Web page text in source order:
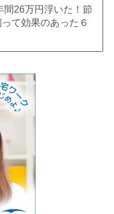
間26万円浮いた！節
て効果のあった６